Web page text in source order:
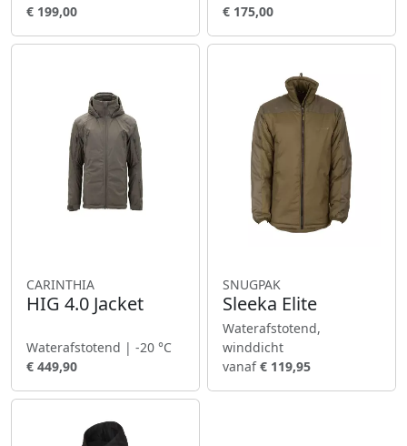
€ 199,00 € 175,00
CARINTHIA
HIG 4.0 Jacket
Waterafstotend | -20 °C
€ 449,90
SNUGPAK
Sleeka Elite
Waterafstotend,
winddicht
vanaf€ 119,95